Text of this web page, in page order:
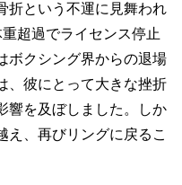
折という不運に見舞われ
超過でライセンス停止
ボクシング界からの退場
、彼にとって大きな挫折
響を及ぼしました。しか
え、再びリングに戻るこ